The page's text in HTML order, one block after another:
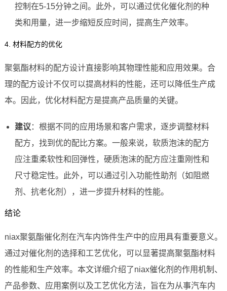
控制在5-15分钟之间。此外，可以通过优化催化剂的种
类和用量，进一步缩短反应时间，提高生产效率。
4. 材料配方的优化
聚氨酯材料的配方设计直接影响其物理性能和应用效果。合
理的配方设计不仅可以提高材料的性能，还可以降低生产成
本。因此，优化材料配方是提高产品质量的关键。
建议 ：根据不同的应用场景和客户需求，逐步调整材料
配方，找到优的配比方案。一般来说，软质泡沫的配方
应注重柔软性和回弹性，硬质泡沫的配方应注重刚性和
尺寸稳定性。此外，可以通过引入功能性助剂（如阻燃
剂、抗老化剂），进一步提升材料的性能。
结论
niax聚氨酯催化剂在汽车内饰件生产中的应用具有重要意义。
通过对催化剂的选择和工艺优化，可以显著提高聚氨酯材料
的性能和生产效率。本文详细介绍了niax催化剂的作用机制、
产品参数、应用案例以及工艺优化方法，旨在为从事汽车内